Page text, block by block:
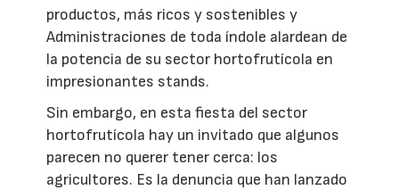
productos, más ricos y sostenibles y
Administraciones de toda índole alardean de
la potencia de su sector hortofrutícola en
impresionantes stands.
Sin embargo, en esta fiesta del sector
hortofrutícola hay un invitado que algunos
parecen no querer tener cerca: los
agricultores. Es la denuncia que han lanzado